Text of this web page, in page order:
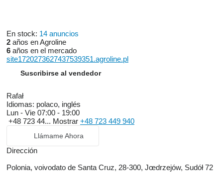
En stock: 14 anuncios
2 años en Agroline
6 años en el mercado
site1720273627437539351.agroline.pl
Suscribirse al vendedor
Rafał
Idiomas: polaco, inglés
Lun - Vie 07:00 - 19:00
+48 723 44... Mostrar +48 723 449 940
Llámame Ahora
Dirección
Polonia, voivodato de Santa Cruz, 28-300, Jœdrzejów, Sudół 72